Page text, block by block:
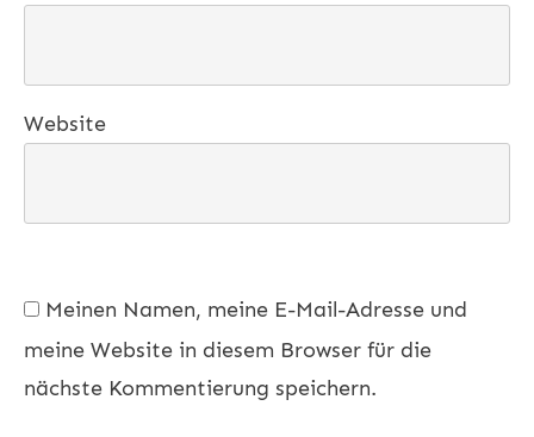
Website
Meinen Namen, meine E-Mail-Adresse und
meine Website in diesem Browser für die
nächste Kommentierung speichern.